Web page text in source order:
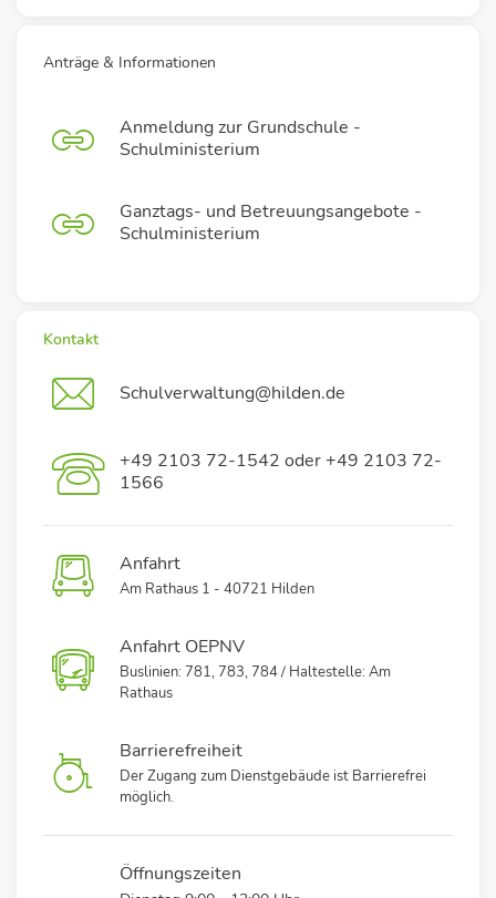
Anträge & Informationen
Anmeldung zur Grundschule -
Schulministerium
Ganztags- und Betreuungsangebote -
Schulministerium
Kontakt
Schulverwaltung@hilden.de
+49 2103 72-1542 oder +49 2103 72-
1566
Anfahrt
Am Rathaus 1 - 40721 Hilden
Anfahrt OEPNV
Buslinien: 781, 783, 784 / Haltestelle: Am
Rathaus
Barrierefreiheit
Der Zugang zum Dienstgebäude ist Barrierefrei
möglich.
Öffnungszeiten